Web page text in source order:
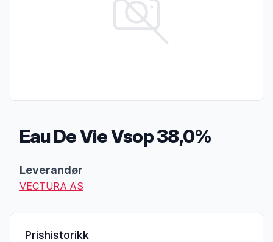
Eau De Vie Vsop 38,0%
Leverandør
VECTURA AS
Prishistorikk